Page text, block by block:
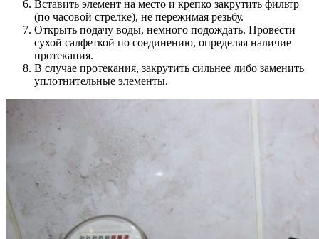
Вставить элемент на место и крепко закрутить фильтр
(по часовой стрелке), не пережимая резьбу.
Открыть подачу воды, немного подождать. Провести
сухой салфеткой по соединению, определяя наличие
протекания.
В случае протекания, закрутить сильнее либо заменить
уплотнительные элементы.